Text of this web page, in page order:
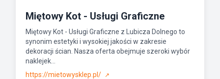
Miętowy Kot - Usługi Graficzne
Miętowy Kot - Usługi Graficzne z Lubicza Dolnego to
synonim estetyki i wysokiej jakości w zakresie
dekoracji ścian. Nasza oferta obejmuje szeroki wybór
naklejek...
https://mietowysklep.pl/
↗